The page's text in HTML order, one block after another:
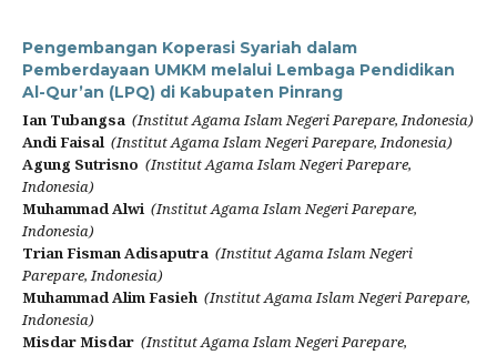
Pengembangan Koperasi Syariah dalam
Pemberdayaan UMKM melalui Lembaga Pendidikan
Al-Qur’an (LPQ) di Kabupaten Pinrang
Ian Tubangsa (Institut Agama Islam Negeri Parepare, Indonesia)
Andi Faisal (Institut Agama Islam Negeri Parepare, Indonesia)
Agung Sutrisno (Institut Agama Islam Negeri Parepare,
Indonesia)
Muhammad Alwi (Institut Agama Islam Negeri Parepare,
Indonesia)
Trian Fisman Adisaputra (Institut Agama Islam Negeri
Parepare, Indonesia)
Muhammad Alim Fasieh (Institut Agama Islam Negeri Parepare,
Indonesia)
Misdar Misdar (Institut Agama Islam Negeri Parepare,